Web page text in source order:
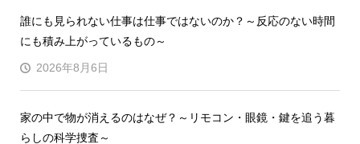
誰にも見られない仕事は仕事ではないのか？～反応のない時間
にも積み上がっているもの～
2026年8月6日
家の中で物が消えるのはなぜ？～リモコン・眼鏡・鍵を追う暮
らしの科学捜査～